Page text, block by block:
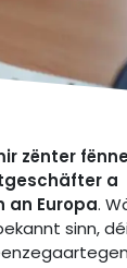
zënter
a
an Europa.
sinn,